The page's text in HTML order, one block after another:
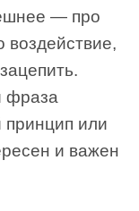
— про
воздействие,
фраза
принцип или
и важен